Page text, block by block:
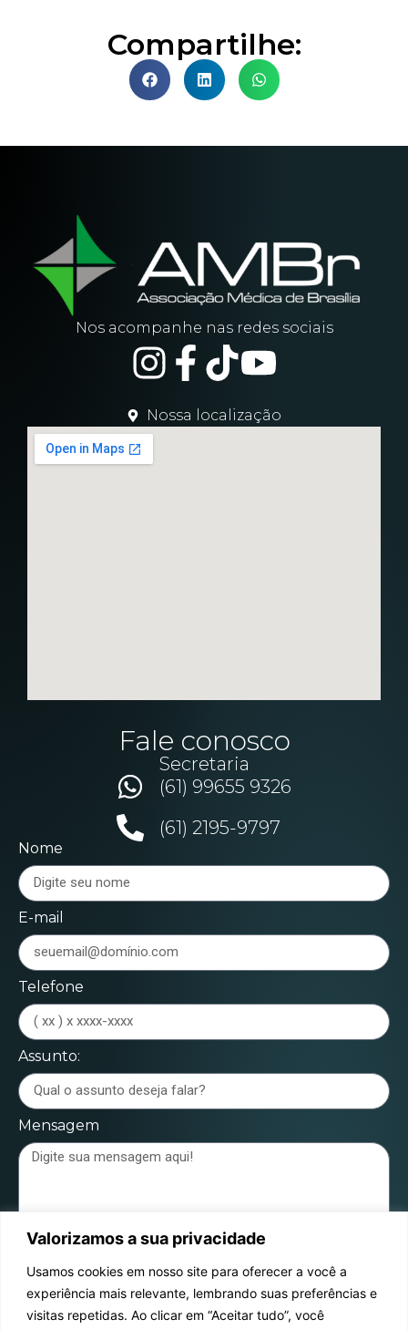
Valorizamos a sua privacidade
Usamos cookies em nosso site para oferecer a você a
experiência mais relevante, lembrando suas preferências e
visitas repetidas. Ao clicar em “Aceitar tudo”, você
Compartilhe:
Nos acompanhe nas redes sociais
Nossa localização
Fale conosco
Secretaria
(61) 99655 9326
(61) 2195-9797
Nome
E-mail
Telefone
Assunto:
Mensagem